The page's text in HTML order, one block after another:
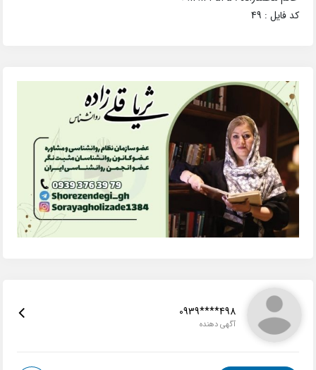
کد فایل : 49
0939****498
آگهی دهنده